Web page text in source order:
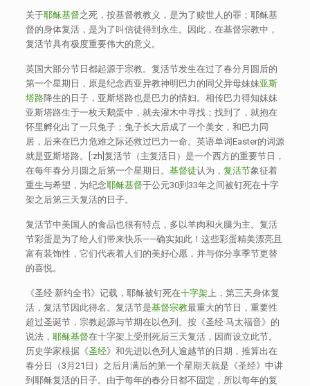
关于耶稣基督之死，按基督教教义，是为了赎世人的罪；耶稣基
督的身体复活，是为了叫信徒得到永生。因此，在基督宗教中，
复活节具有极度重要伟大的意义。
英国大部分节日都起源于宗教。复活节发生在过了春分月圆后的
第一个星期日，原是纪念西亚异教神明巴力的同父异母妹妹亚斯
塔路降生的日子，亚斯塔路也是巴力的情妇。相传巴力得知妹妹
亚斯塔路生于一枚天鹅蛋中，就去灌木中寻找；找到了，就抱在
怀里孵化出了一只兔子；兔子长大后成了一个美女，和巴力同
居，后来在巴力危难之际还救过巴力一命。英语单词Easter的词源
就是亚斯塔路。[:zh]复活节（主复活日）是一个西方的重要节日，
在每年春分月圆之后第一个星期日。 基督徒认为， 复活节象征着
重生与希望，为纪念耶稣基督于公元30到33年之间被钉死在十字
架之后第三天复活的日子。
复活节中美国人的食品也很有特点，多以羊肉和火腿为主。复活
节彩蛋是为了给人们带来快乐——确实如此！这些彩蛋精美漂亮且
富有装饰性，它们代表着人们的美好心愿，并与你分享季节更替
的喜悦。
《圣经·新约全书》记载，耶稣被钉死在十字架上，第三天身体复
活，复活节因此得名。复活节是基督宗教最重大的节日，重要性
超过圣诞节，宗教起源与节期在以色列。按《圣经·马太福音》的
说法， 耶稣基督在十字架上受刑死后三天复活，因而设立此节。
历史学家根据《圣经》和先进以色列人逾越节的日期，推算出在
春分日（3月21日）之后月满后的第一个星期天就是《圣经》中讲
到耶稣复活的日子。由于每年的春分日都不固定，所以每年的复